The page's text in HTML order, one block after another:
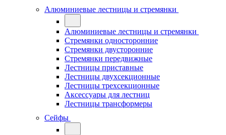
Алюминиевые лестницы и стремянки
Алюминиевые лестницы и стремянки
Стремянки односторонние
Стремянки двусторонние
Стремянки передвижные
Лестницы приставные
Лестницы двухсекционные
Лестницы трехсекционные
Аксессуары для лестниц
Лестницы трансформеры
Сейфы